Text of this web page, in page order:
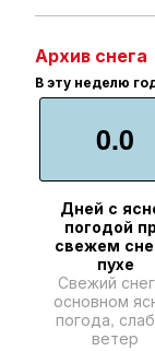
Архив снега
В эту неделю
0.0
Дней с
погодой
свежем
пухе
Свежий
основном
погода,
ветер